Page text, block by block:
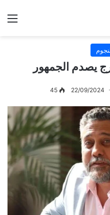
يصدم الجمهور
22/09/2024
45